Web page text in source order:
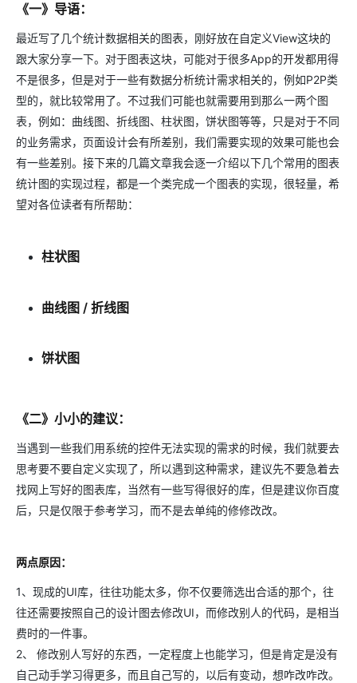
《一》导语：
最近写了几个统计数据相关的图表，刚好放在自定义View这块的
跟大家分享一下。对于图表这块，可能对于很多App的开发都用得
不是很多，但是对于一些有数据分析统计需求相关的，例如P2P类
型的，就比较常用了。不过我们可能也就需要用到那么一两个图
表，例如：曲线图、折线图、柱状图，饼状图等等，只是对于不同
的业务需求，页面设计会有所差别，我们需要实现的效果可能也会
有一些差别。接下来的几篇文章我会逐一介绍以下几个常用的图表
统计图的实现过程，都是一个类完成一个图表的实现，很轻量，希
望对各位读者有所帮助：
柱状图
曲线图 / 折线图
饼状图
《二》小小的建议：
当遇到一些我们用系统的控件无法实现的需求的时候，我们就要去
思考要不要自定义实现了，所以遇到这种需求，建议先不要急着去
找网上写好的图表库，当然有一些写得很好的库，但是建议你百度
后，只是仅限于参考学习，而不是去单纯的修修改改。
两点原因：
1、现成的UI库，往往功能太多，你不仅要筛选出合适的那个，往
往还需要按照自己的设计图去修改UI，而修改别人的代码，是相当
费时的一件事。
2、 修改别人写好的东西，一定程度上也能学习，但是肯定是没有
自己动手学习得更多，而且自己写的，以后有变动，想咋改咋改。